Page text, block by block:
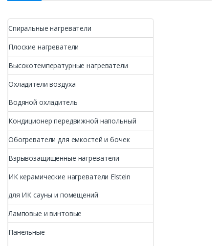
Спиральные нагреватели
Плоские нагреватели
Высокотемпературные нагреватели
Охладители воздуха
Водяной охладитель
Кондиционер передвижной напольный
Обогреватели для емкостей и бочек
Взрывозащищенные нагреватели
ИК керамические нагреватели Elstein
для ИК сауны и помещений
Ламповые и винтовые
Панельные